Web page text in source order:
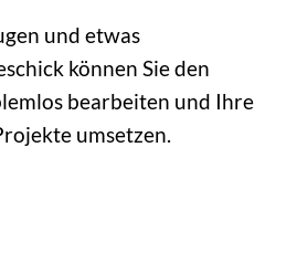
und etwas
können Sie den
bearbeiten und Ihre
umsetzen.